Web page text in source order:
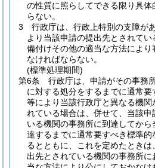
の性質に照らしてできる限り具
らない。
3
行政庁は、行政上特別の支障が
より当該申請の提出先とされて
備付けその他の適当な方法によ
なければならない。
(標準処理期間)
第6条
行政庁は、申請がその事務
に対する処分をするまでに通常要
等により当該行政庁と異なる機関
れている場合は、併せて、当該
いる機関の事務所に到達してから
達するまでに通常要すべき標準的
るとともに、これを定めたとき
出先とされている機関の事務所